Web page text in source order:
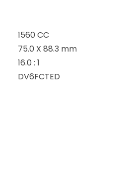
1560 CC
75.0 X 88.3 mm
16.0 : 1
DV6FCTED